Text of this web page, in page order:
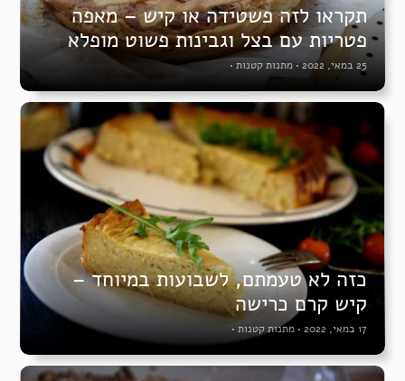
תקראו לזה פשטידה או קיש – מאפה
פטריות עם בצל וגבינות פשוט מופלא
25 במאי, 2022 •מתנות קטנות •
כזה לא טעמתם, לשבועות במיוחד –
קיש קרם כרישה
17 במאי, 2022 • מתנות קטנות •